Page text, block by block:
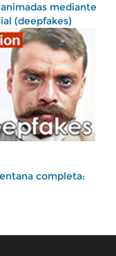
mediante
(deepfakes)
completa: